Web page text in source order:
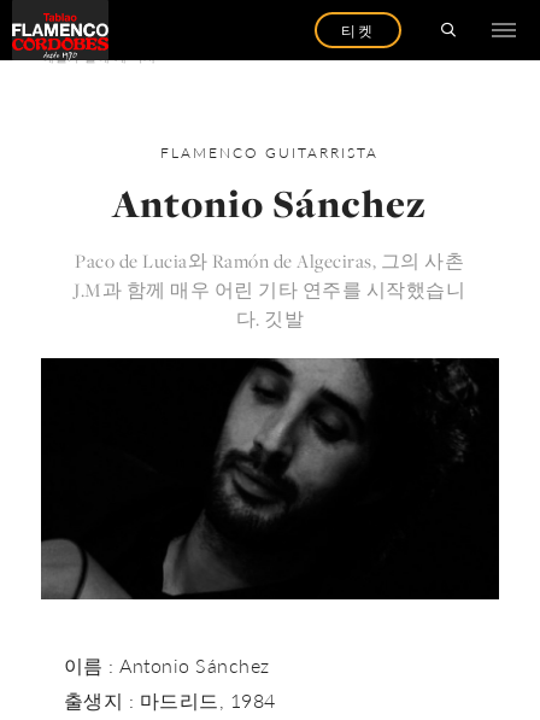
티켓
예술가 들에 게 다시
FLAMENCOGUITARRISTA
Antonio Sánchez
Paco de Lucia와 Ramón de Algeciras, 그의 사촌
J.M과 함께 매우 어린 기타 연주를 시작했습니
다. 깃발
이름 : Antonio Sánchez
출생지 : 마드리드, 1984